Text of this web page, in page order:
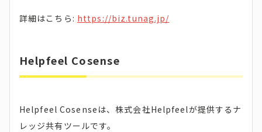
詳細はこちら: https://biz.tunag.jp/
Helpfeel Cosense
Helpfeel Cosenseは、株式会社Helpfeelが提供するナ
レッジ共有ツールです。